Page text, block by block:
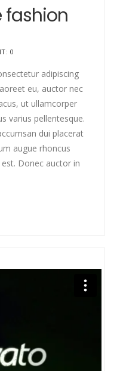
fashion
0
adipiscing
eu, auctor nec
ut ullamcorper
varius pellentesque.
dui placerat
augue rhoncus
Donec auctor in